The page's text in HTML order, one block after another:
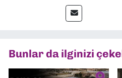
muhabir,
müdürü olarak
Gazetesi'nde
Bunlar da ilginizi